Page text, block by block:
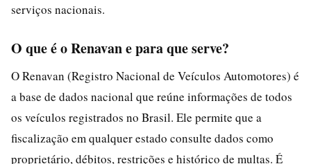
serviços nacionais.
O que é o Renavan e para que serve?
O Renavan (Registro Nacional de Veículos Automotores) é
a base de dados nacional que reúne informações de todos
os veículos registrados no Brasil. Ele permite que a
fiscalização em qualquer estado consulte dados como
proprietário, débitos, restrições e histórico de multas. É